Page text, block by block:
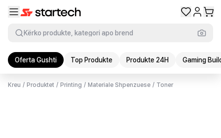
Kërko produkte, kategori apo brend
Oferta Gushti Top Produkte Produkte 24H Gaming
Kreu / Produktet / Printing / Materiale Shpenzuese / Toner